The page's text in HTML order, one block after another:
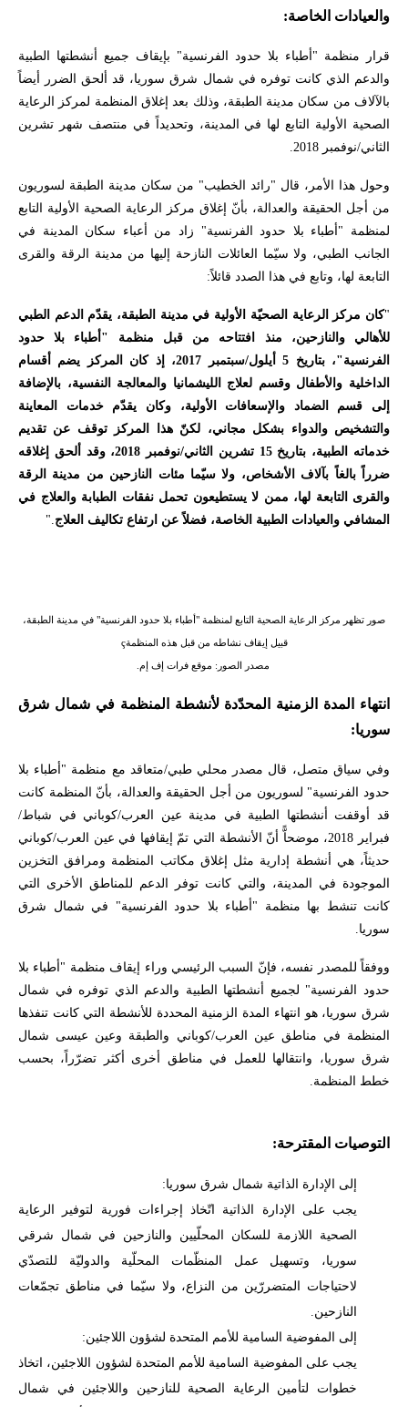
والعيادات الخاصة:
قرار منظمة "أطباء بلا حدود الفرنسية" بإيقاف جميع أنشطتها الطبية
والدعم الذي كانت توفره في شمال شرق سوريا، قد ألحق الضرر أيضاً
بالآلاف من سكان مدينة الطبقة، وذلك بعد إغلاق المنظمة لمركز الرعاية
الصحية الأولية التابع لها في المدينة، وتحديداً في منتصف شهر تشرين
الثاني/نوفمبر 2018.
وحول هذا الأمر، قال "رائد الخطيب" من سكان مدينة الطبقة لسوريون
من أجل الحقيقة والعدالة، بأنّ إغلاق مركز الرعاية الصحية الأولية التابع
لمنظمة "أطباء بلا حدود الفرنسية" زاد من أعباء سكان المدينة في
الجانب الطبي، ولا سيّما العائلات النازحة إليها من مدينة الرقة والقرى
التابعة لها، وتابع في هذا الصدد قائلاً:
"كان مركز الرعاية الصحيّة الأولية في مدينة الطبقة، يقدّم الدعم الطبي
للأهالي والنازحين، منذ افتتاحه من قبل منظمة "أطباء بلا حدود
الفرنسية"، بتاريخ 5 أيلول/سبتمبر 2017، إذ كان المركز يضم أقسام
الداخلية والأطفال وقسم لعلاج الليشمانيا والمعالجة النفسية، بالإضافة
إلى قسم الضماد والإسعافات الأولية، وكان يقدّم خدمات المعاينة
والتشخيص والدواء بشكل مجاني، لكنّ هذا المركز توقف عن تقديم
خدماته الطبية، بتاريخ 15 تشرين الثاني/نوفمبر 2018، وقد ألحق إغلاقه
ضرراً بالغاً بآلاف الأشخاص، ولا سيّما مئات النازحين من مدينة الرقة
والقرى التابعة لها، ممن لا يستطيعون تحمل نفقات الطبابة والعلاج في
المشافي والعيادات الطبية الخاصة، فضلاً عن ارتفاع تكاليف العلاج."
صور تظهر مركز الرعاية الصحية التابع لمنظمة "أطباء بلا حدود الفرنسية" في مدينة الطبقة،
قبيل إيقاف نشاطه من قبل هذه المنظمةç
مصدر الصور: موقعفرات إف إم
انتهاء المدة الزمنية المحدّدة لأنشطة المنظمة في شمال شرق
سوريا:
وفي سياق متصل، قال مصدر محلي طبي/متعاقد مع منظمة "أطباء بلا
حدود الفرنسية" لسوريون من أجل الحقيقة والعدالة، بأنّ المنظمة كانت
قد أوقفت أنشطتها الطبية في مدينة عين العرب/كوباني في شباط/
فبراير 2018، موضحاًّ أنّ الأنشطة التي تمّ إيقافها في عين العرب/كوباني
حديثاً، هي أنشطة إدارية مثل إغلاق مكاتب المنظمة ومرافق التخزين
الموجودة في المدينة، والتي كانت توفر الدعم للمناطق الأخرى التي
كانت تنشط بها منظمة "أطباء بلا حدود الفرنسية" في شمال شرق
سوريا.
ووفقاً للمصدر نفسه، فإنّ السبب الرئيسي وراء إيقاف منظمة "أطباء بلا
حدود الفرنسية" لجميع أنشطتها الطبية والدعم الذي توفره في شمال
شرق سوريا، هو انتهاء المدة الزمنية المحددة للأنشطة التي كانت تنفذها
المنظمة في مناطق عين العرب/كوباني والطبقة وعين عيسى شمال
شرق سوريا، وانتقالها للعمل في مناطق أخرى أكثر تضرّراً، بحسب
خطط المنظمة.
التوصيات المقترحة:
إلى الإدارة الذاتية شمال شرق سوريا:
يجب على الإدارة الذاتية اتّخاذ إجراءات فورية لتوفير الرعاية
الصحية اللازمة للسكان المحلّيين والنازحين في شمال شرقي
سوريا، وتسهيل عمل المنظّمات المحلّية والدوليّة للتصدّي
لاحتياجات المتضررّين من النزاع، ولا سيّما في مناطق تجمّعات
النازحين.
إلى المفوضية السامية للأمم المتحدة لشؤون اللاجئين:
يجب على المفوضية السامية للأمم المتحدة لشؤون اللاجئين، اتخاذ
خطوات لتأمين الرعاية الصحية للنازحين واللاجئين في شمال